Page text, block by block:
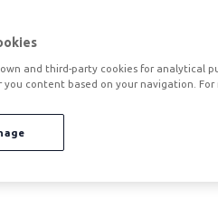
and third-party cookies for analytical
content based on your navigation. For